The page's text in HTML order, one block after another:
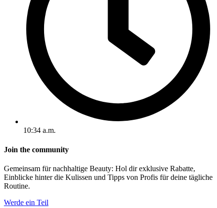
10:34 a.m.
Join the community
Gemeinsam für nachhaltige Beauty: Hol dir exklusive Rabatte,
Einblicke hinter die Kulissen und Tipps von Profis für deine tägliche
Routine.
Werde ein Teil